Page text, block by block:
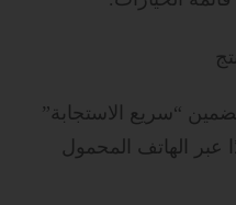
“سريع الاستجابة”
عبر الهاتف المحمول